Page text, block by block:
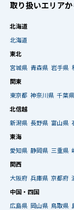
取り扱いエリア
北海道
北海道
東北
宮城県 青森県 岩手県
関東
東京都 神奈川県 千葉県
北信越
新潟県 長野県 富山県
東海
愛知県 静岡県 三重県
関西
大阪府 兵庫県 京都府
中国・四国
広島県 岡山県 鳥取県